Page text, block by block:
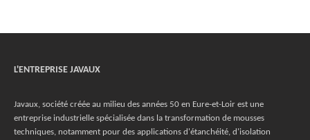
L'ENTREPRISE JAVAUX
Javaux, société créée au milieu des années 50 en Eure-et-Loir est une
entreprise industrielle spécialisée dans la transformation de mousses
techniques, notamment pour des applications d'étanchéité, d'isolation